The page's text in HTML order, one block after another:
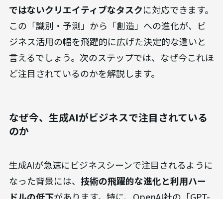
ではないクリエイティブなタスクに対応できます。
この「識別・予測」から「創造」への進化が、ビ
ジネス活用の幅を飛躍的に広げた決定的な違いと
言えるでしょう。次のステップでは、なぜ今これほ
ど注目されているのかを解説します。
なぜ今、生成AIがビジネスで注目されている
のか
生成AIが急速にビジネスシーンで注目されるように
なった背景には、 技術の飛躍的な進化と利用ハー